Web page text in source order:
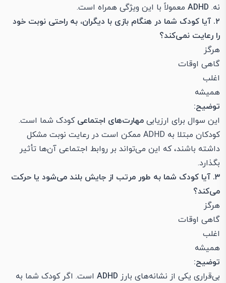
نه. ADHD معمولاً با این ویژگی همراه است.
۲. آیا کودک شما در هنگام بازی با دیگران، به راحتی نوبت خود
را رعایت نمی‌کند؟
هرگز
گاهی اوقات
اغلب
همیشه
توضیح:
این سوال برای ارزیابی مهارت‌های اجتماعی کودک شما است.
کودکان مبتلا به ADHD ممکن است در رعایت نوبت مشکل
داشته باشند، که این می‌تواند بر روابط اجتماعی آن‌ها تأثیر
بگذارد.
۳. آیا کودک شما به طور مرتب از جایش بلند می‌شود یا حرکت
می‌کند؟
هرگز
گاهی اوقات
اغلب
همیشه
توضیح:
بی‌قراری یکی از نشانه‌های بارز ADHD است. اگر کودک شما به